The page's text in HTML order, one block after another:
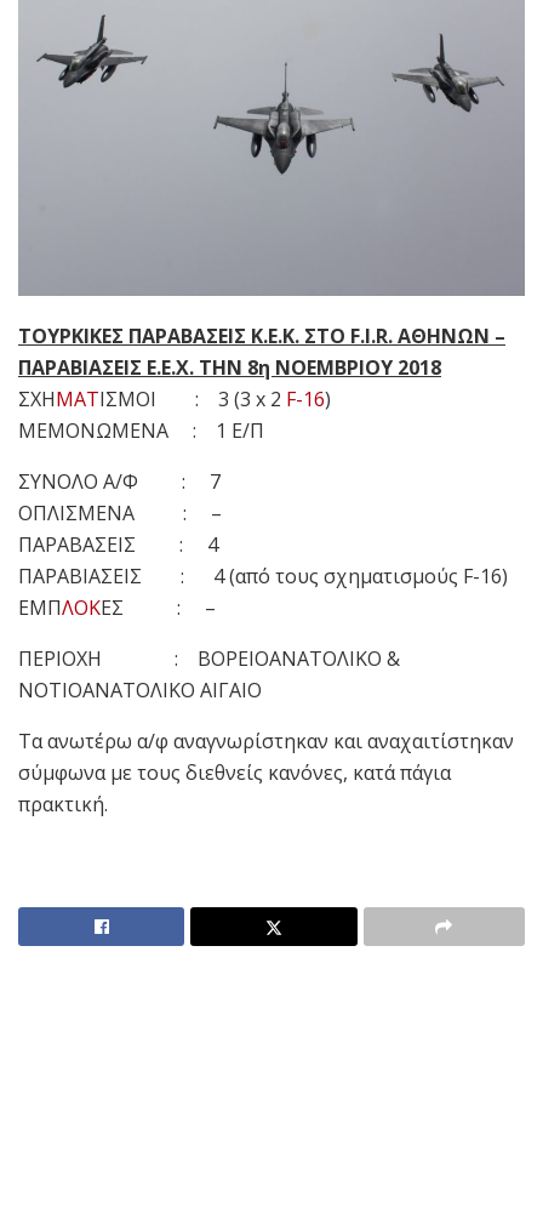
ΤΟΥΡΚΙΚΕΣ ΠΑΡΑΒΑΣΕΙΣ Κ.Ε.Κ. ΣΤΟ F.I.R. ΑΘΗΝΩΝ –
ΠΑΡΑΒΙΑΣΕΙΣ Ε.Ε.Χ. ΤΗΝ 8η ΝΟΕΜΒΡΙΟΥ 2018
ΣΧΗΜΑΤΙΣΜΟΙ : 3 (3 x 2 F-16)
ΜΕΜΟΝΩΜΕΝΑ : 1 Ε/Π
ΣΥΝΟΛΟ Α/Φ : 7
ΟΠΛΙΣΜΕΝΑ : –
ΠΑΡΑΒΑΣΕΙΣ : 4
ΠΑΡΑΒΙΑΣΕΙΣ : 4 (από τους σχηματισμούς F-16)
ΕΜΠΛΟΚΕΣ : –
ΠΕΡΙΟΧΗ : ΒΟΡΕΙΟΑΝΑΤΟΛΙΚΟ &
ΝΟΤΙΟΑΝΑΤΟΛΙΚΟ ΑΙΓΑΙΟ
Τα ανωτέρω α/φ αναγνωρίστηκαν και αναχαιτίστηκαν
σύμφωνα με τους διεθνείς κανόνες, κατά πάγια
πρακτική.